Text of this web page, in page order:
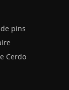
pins
Cerdo